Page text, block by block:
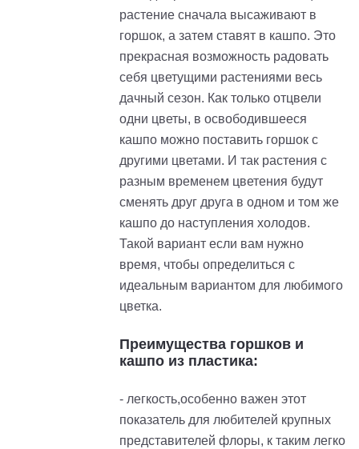
растение сначала высаживают в
горшок, а затем ставят в кашпо. Это
прекрасная возможность радовать
себя цветущими растениями весь
дачный сезон. Как только отцвели
одни цветы, в освободившееся
кашпо можно поставить горшок с
другими цветами. И так растения с
разным временем цветения будут
сменять друг друга в одном и том же
кашпо до наступления холодов.
Такой вариант если вам нужно
время, чтобы определиться с
идеальным вариантом для любимого
цветка.
Преимущества горшков и
кашпо из пластика:
- легкость,особенно важен этот
показатель для любителей крупных
представителей флоры, к таким легко